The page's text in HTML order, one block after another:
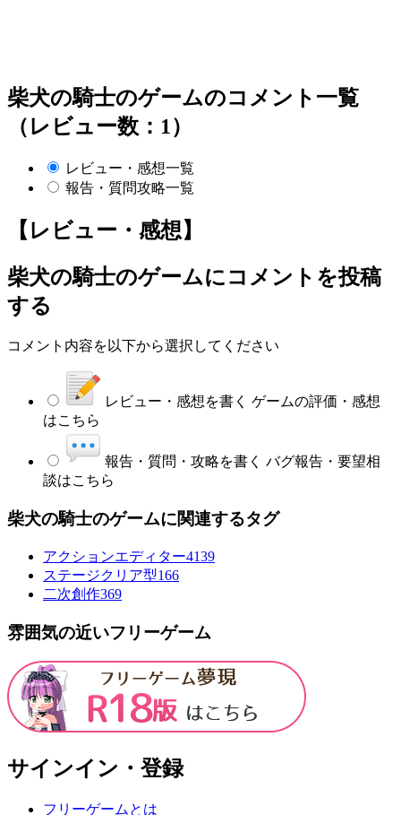
柴犬の騎士のゲームのコメント一覧
（レビュー数：1）
レビュー・感想一覧
報告・質問攻略一覧
【レビュー・感想】
柴犬の騎士のゲームにコメントを投稿
する
コメント内容を以下から選択してください
レビュー・感想を書く ゲームの評価・感想
はこちら
報告・質問・攻略を書く バグ報告・要望相
談はこちら
柴犬の騎士のゲームに関連するタグ
アクションエディター4139
ステージクリア型166
二次創作369
雰囲気の近いフリーゲーム
サインイン・登録
フリーゲームとは